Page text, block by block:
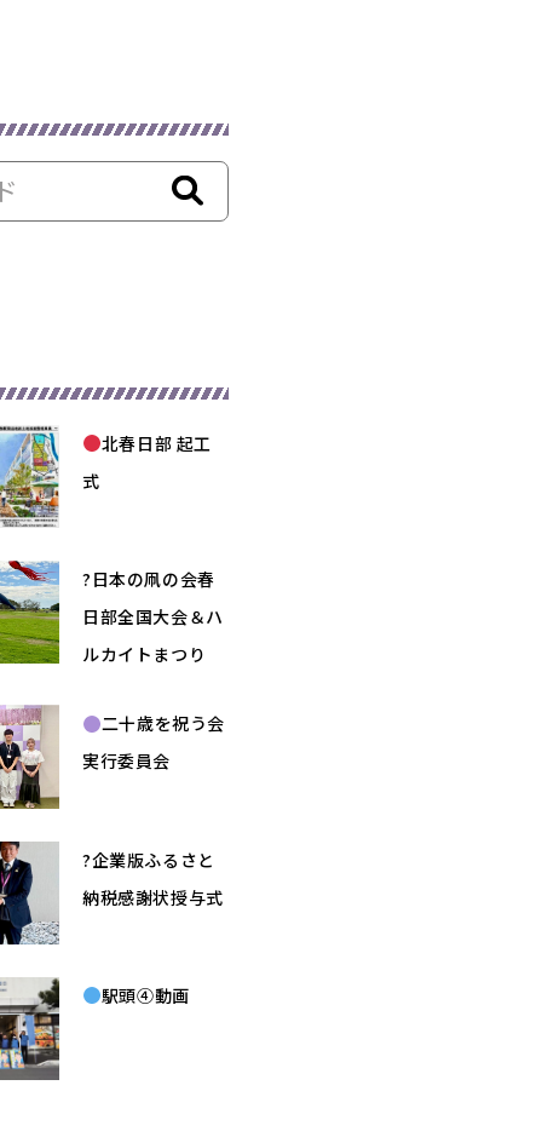
北春日部 起工
式
?日本の凧の会春
日部全国大会＆ハ
ルカイトまつり
二十歳を祝う会
実行委員会
?企業版ふるさと
納税感謝状授与式
駅頭④動画